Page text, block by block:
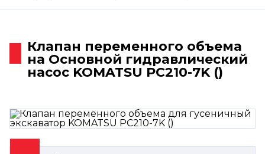
РЕМОНТ
ЦЕНЫ
КОНТАКТЫ
Клапан переменного объема
на Основной гидравлический
насос KOMATSU PC210-7K ()